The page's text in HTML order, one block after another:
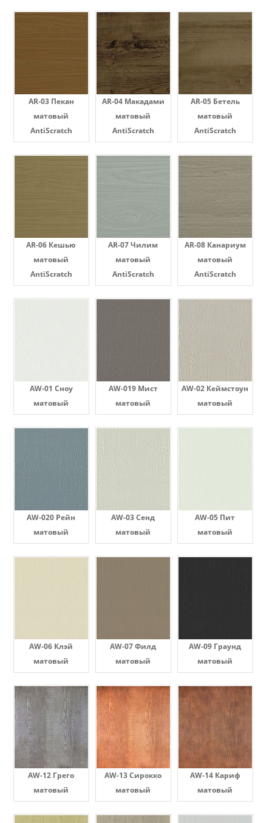
AR-03 Пекан
матовый
AntiScratch
AR-04 Макадами
матовый
AntiScratch
AR-05 Бетель
матовый
AntiScratch
AR-06 Кешью
матовый
AntiScratch
AR-07 Чилим
матовый
AntiScratch
AR-08 Канариум
матовый
AntiScratch
AW-01 Сноу
матовый
AW-019 Мист
матовый
AW-02 Кеймстоун
матовый
AW-020 Рейн
матовый
AW-03 Сенд
матовый
AW-05 Пит
матовый
AW-06 Клэй
матовый
AW-07 Филд
матовый
AW-09 Граунд
матовый
AW-12 Грего
матовый
AW-13 Сирокко
матовый
AW-14 Кариф
матовый